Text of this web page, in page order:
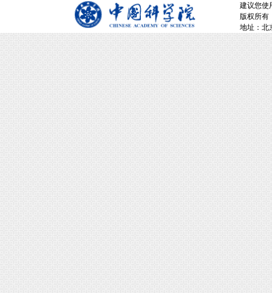
建议您使
版权所有
地址：北